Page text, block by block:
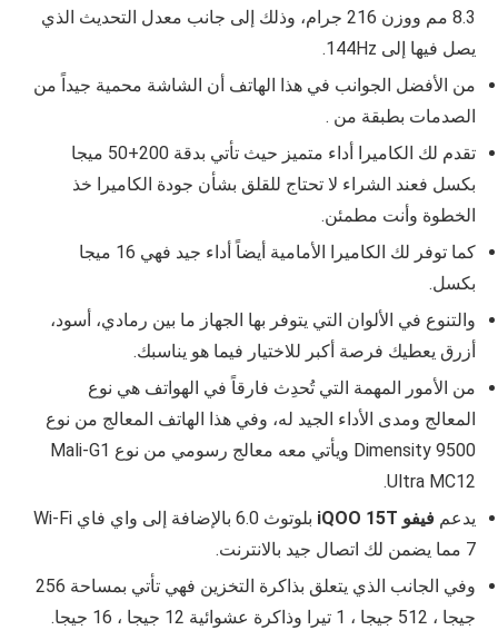
8.3 مم ووزن 216 جرام، وذلك إلى جانب معدل التحديث الذي
يصل فيها إلى 144Hz.
من الأفضل الجوانب في هذا الهاتف أن الشاشة محمية جيداً من
الصدمات بطبقة من .
تقدم لك الكاميرا أداء متميز حيث تأتي بدقة 200+50 ميجا
بكسل فعند الشراء لا تحتاج للقلق بشأن جودة الكاميرا خذ
الخطوة وأنت مطمئن.
كما توفر لك الكاميرا الأمامية أيضاً أداء جيد فهي 16 ميجا
بكسل.
والتنوع في الألوان التي يتوفر بها الجهاز ما بين رمادي، أسود،
أزرق يعطيك فرصة أكبر للاختيار فيما هو يناسبك.
من الأمور المهمة التي تُحدِث فارقاً في الهواتف هي نوع
المعالج ومدى الأداء الجيد له، وفي هذا الهاتف المعالج من نوع
Dimensity 9500 ويأتي معه معالج رسومي من نوع Mali-G1
Ultra MC12.
يدعم فيفو iQOO 15T
بلوتوث 6.0 بالإضافة إلى واي فاي Wi‑Fi
7 مما يضمن لك اتصال جيد بالانترنت.
وفي الجانب الذي يتعلق بذاكرة التخزين فهي تأتي بمساحة 256
جيجا ، 512 جيجا ، 1 تيرا وذاكرة عشوائية 12 جيجا ، 16 جيجا.